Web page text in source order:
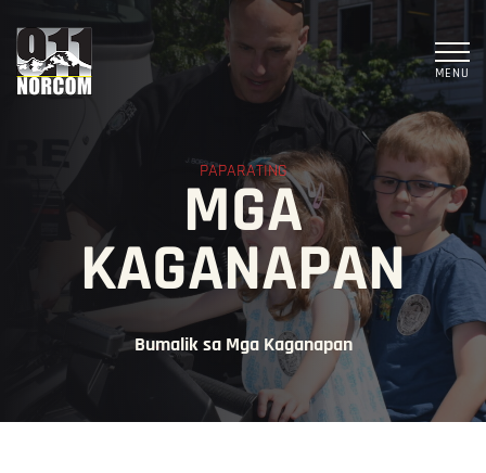
MENU
PAPARATING
MGA
KAGANAPAN
Bumalik sa Mga Kaganapan